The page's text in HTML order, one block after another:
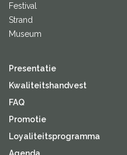
Festival
Strand
Museum
Presentatie
Kwaliteitshandvest
FAQ
Promotie
Loyaliteitsprogramma